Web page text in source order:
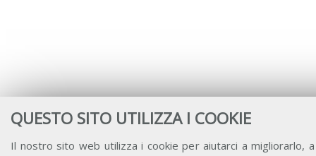
QUESTO SITO UTILIZZA I COOKIE
Il nostro sito web utilizza i cookie per aiutarci a migliorarlo,